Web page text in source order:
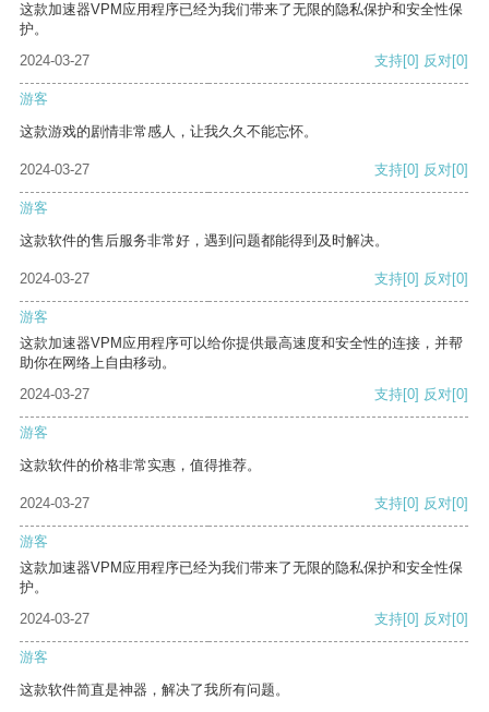
这款加速器VPM应用程序已经为我们带来了无限的隐私保护和安全性保
护。
2024-03-27
支持[0] 反对[0]
游客
这款游戏的剧情非常感人，让我久久不能忘怀。
2024-03-27 支持[0] 反对[0]
游客
这款软件的售后服务非常好，遇到问题都能得到及时解决。
2024-03-27 支持[0] 反对[0]
游客
这款加速器VPM应用程序可以给你提供最高速度和安全性的连接，并帮
助你在网络上自由移动。
2024-03-27
支持[0] 反对[0]
游客
这款软件的价格非常实惠，值得推荐。
2024-03-27 支持[0] 反对[0]
游客
这款加速器VPM应用程序已经为我们带来了无限的隐私保护和安全性保
护。
2024-03-27
支持[0] 反对[0]
游客
这款软件简直是神器，解决了我所有问题。